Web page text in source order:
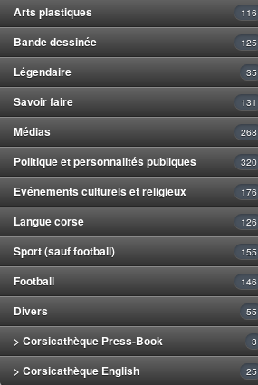
Arts plastiques 116
Bande dessinée 125
Légendaire 35
Savoir faire 131
Médias 268
Politique et personnalités publiques 320
Evénements culturels et religieux 176
Langue corse 126
Sport (sauf football) 155
Football 146
Divers 55
> Corsicathèque Press-Book 3
> Corsicathèque English 25